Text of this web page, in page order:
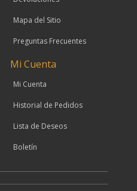
Mapa del Sitio
Preguntas Frecuentes
Mi Cuenta
Mi Cuenta
Historial de Pedidos
Lista de Deseos
Boletín